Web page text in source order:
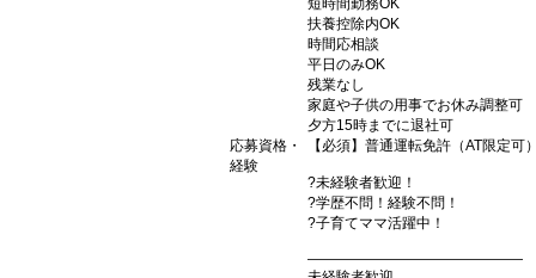
短時間勤務OK
扶養控除内OK
時間応相談
平日のみOK
残業なし
家庭や子供の用事でお休み調整可
夕方15時までに退社可
応募資格・
経験
【必須】普通運転免許（AT限定可
?未経験者歓迎！
?学歴不問！経験不問！
?子育てママ活躍中！
―――――――――――――――